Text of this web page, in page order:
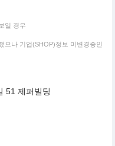
일 경우
으나 기업(SHOP)정보 미변경중인
51 제퍼빌딩